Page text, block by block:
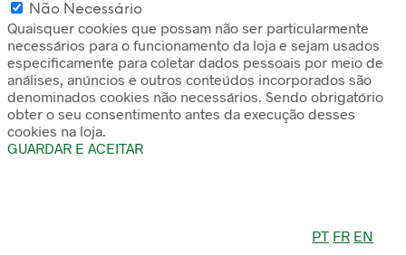
Não Necessário
Quaisquer cookies que possam não ser particularmente
necessários para o funcionamento da loja e sejam usados
especificamente para coletar dados pessoais por meio de
análises, anúncios e outros conteúdos incorporados são
denominados cookies não necessários. Sendo obrigatório
obter o seu consentimento antes da execução desses
cookies na loja.
GUARDAR E ACEITAR
PT FR EN